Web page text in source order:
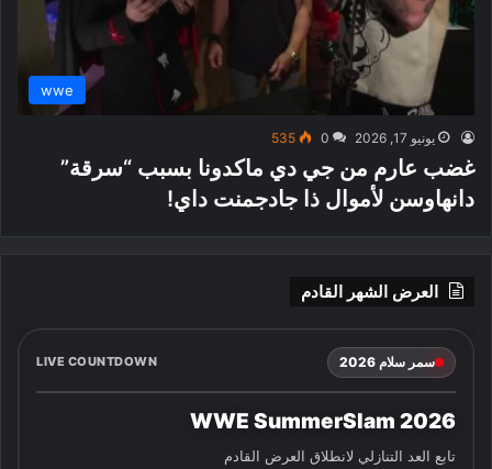
wwe
يونيو 17, 2026 0
535
غضب عارم من جي دي ماكدونا بسبب “سرقة”
دانهاوسن لأموال ذا جادجمنت داي!
العرض الشهر القادم
سمر سلام 2026 LIVE COUNTDOWN
WWE SummerSlam 2026
تابع العد التنازلي لانطلاق العرض القادم